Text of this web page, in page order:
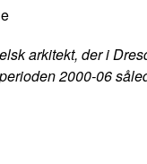
arkitekt, der i
2000-06